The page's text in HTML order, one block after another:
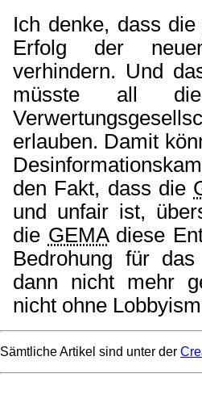
Ich denke, dass die
Erfolg der
verhindern. Und
müsste all
erlauben. Damit
den Fakt, dass die
und unfair ist,
die GEMAdiese
Bedrohung für
dann nicht mehr
nicht ohne
Sämtliche Artikel sind unter der